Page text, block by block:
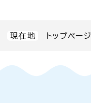
現在地 トップページ